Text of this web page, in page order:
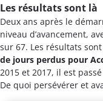
Les résultats sont là
Deux ans après le
niveau d’avancement,
sur 67. Les résultats
de jours perdus pour
2015 et 2017, il est
De quoi persévérer et